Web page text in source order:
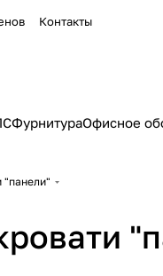
Контакты
ФурнитураОфисное
"панели"